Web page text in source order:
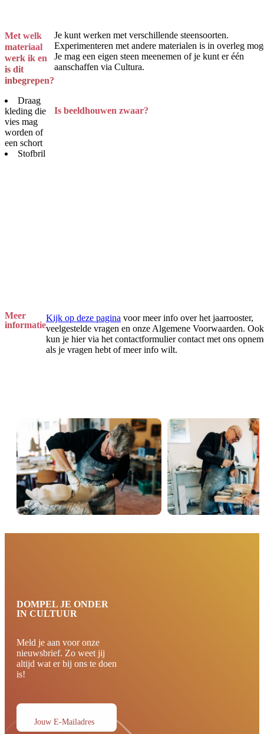
Met welk
materiaal
werk ik en
is dit
inbegrepen?
Je kunt werken met verschillende steensoorten.
Experimenteren met andere materialen is in overleg
Je mag een eigen steen meenemen of je kunt er één
aanschaffen via Cultura.
Draag
kleding die
vies mag
worden of
een schort
Stofbril
Is beeldhouwen zwaar?
Meer
informatie
Kijk op deze pagina voor meer info over het jaarrooster,
veelgestelde vragen en onze Algemene Voorwaarden. Ook
kun je hier via het contactformulier contact met ons
als je vragen hebt of meer info wilt.
DOMPEL JE ONDER
IN CULTUUR
Meld je aan voor onze
nieuwsbrief. Zo weet jij
altijd wat er bij ons te doen
is!
Jouw E-Mailadres